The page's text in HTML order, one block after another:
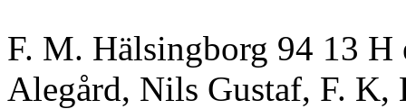
F. M. Hälsingborg 94 13 H
Alegård, Nils Gustaf, F. K,